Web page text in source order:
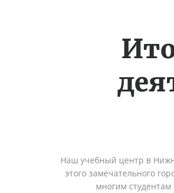
Наш учебный центр в
этого замечательного
многим студентам